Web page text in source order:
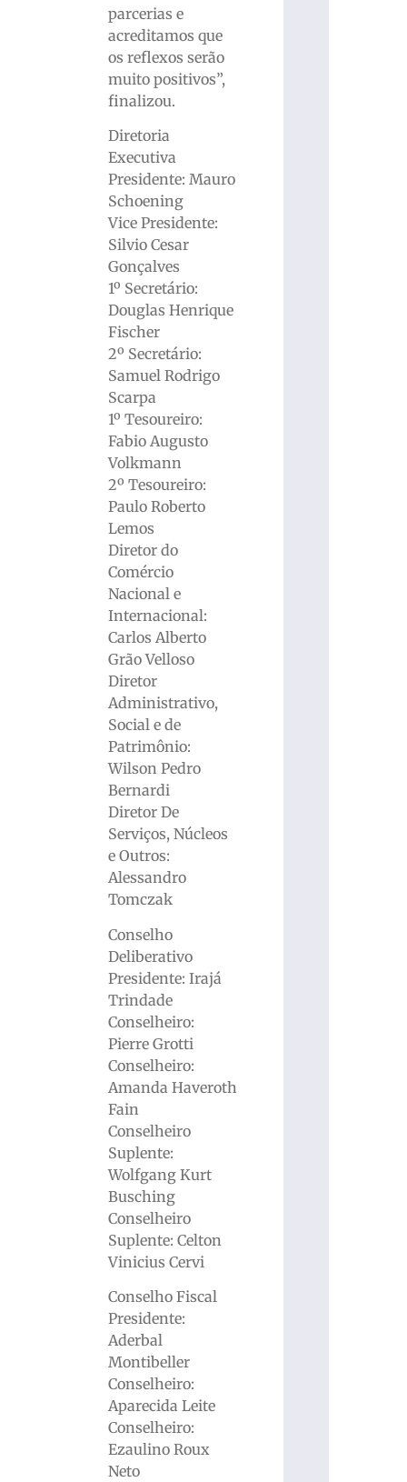
parcerias e
acreditamos que
os reflexos serão
muito positivos”,
finalizou.
Diretoria
Executiva
Presidente: Mauro
Schoening
Vice Presidente:
Silvio Cesar
Gonçalves
1º Secretário:
Douglas Henrique
Fischer
2º Secretário:
Samuel Rodrigo
Scarpa
1º Tesoureiro:
Fabio Augusto
Volkmann
2º Tesoureiro:
Paulo Roberto
Lemos
Diretor do
Comércio
Nacional e
Internacional:
Carlos Alberto
Grão Velloso
Diretor
Administrativo,
Social e de
Patrimônio:
Wilson Pedro
Bernardi
Diretor De
Serviços, Núcleos
e Outros:
Alessandro
Tomczak
Conselho
Deliberativo
Presidente: Irajá
Trindade
Conselheiro:
Pierre Grotti
Conselheiro:
Amanda Haveroth
Fain
Conselheiro
Suplente:
Wolfgang Kurt
Busching
Conselheiro
Suplente: Celton
Vinicius Cervi
Conselho Fiscal
Presidente:
Aderbal
Montibeller
Conselheiro:
Aparecida Leite
Conselheiro:
Ezaulino Roux
Neto